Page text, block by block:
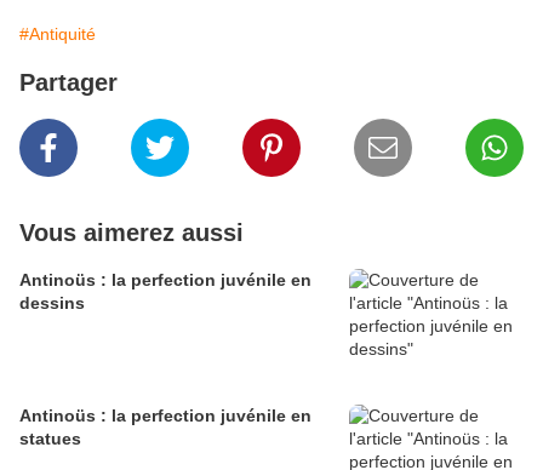
#Antiquité
Partager
Vous aimerez aussi
Antinoüs : la perfection juvénile en
dessins
Antinoüs : la perfection juvénile en
statues